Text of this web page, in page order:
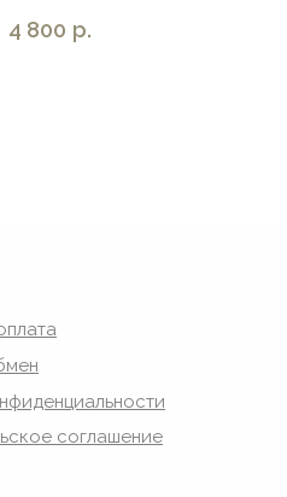
4 800 р.
соглашение